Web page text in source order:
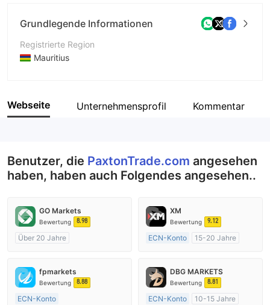
Grundlegende Informationen
Registrierte Region
Mauritius
Unternehmen
Webseite Unternehmensprofil Kommentar
Benutzer, die PaxtonTrade.com angesehen
haben, haben auch Folgendes angesehen..
GO Markets
Bewertung 8.98
Über 20 Jahre
Market Making (MM)
cTrader
XM
Bewertung 9.12
ECN-Konto
15-20 Jahre
Market Making (MM)
MT4-Volllizenz
fpmarkets
Bewertung 8.88
ECN-Konto
DBG MARKETS
Bewertung 8.81
ECN-Konto
10-15 Jahre